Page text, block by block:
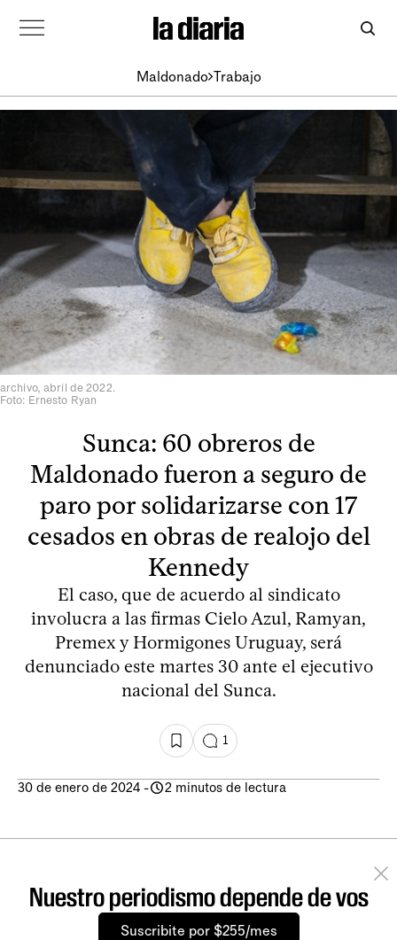
Maldonado Trabajo
archivo, abril de 2022.
Foto: Ernesto Ryan
Sunca: 60 obreros de
Maldonado fueron a seguro de
paro por solidarizarse con 17
cesados en obras de realojo del
Kennedy
El caso, que de acuerdo al sindicato
involucra a las firmas Cielo Azul, Ramyan,
Premex y Hormigones Uruguay, será
denunciado este martes 30 ante el ejecutivo
nacional del Sunca.
1
30 de enero de 2024 - 2 minutos de lectura
Nuestro periodismo depende de vos
Suscribite por $255/mes